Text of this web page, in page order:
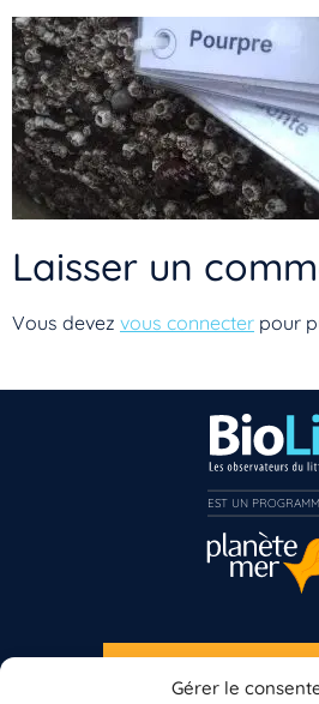
Gérer le
Laisser un
Vous devez vous connecter pour
S'INSCRIRE À LA
Vous n’êtes pas encore